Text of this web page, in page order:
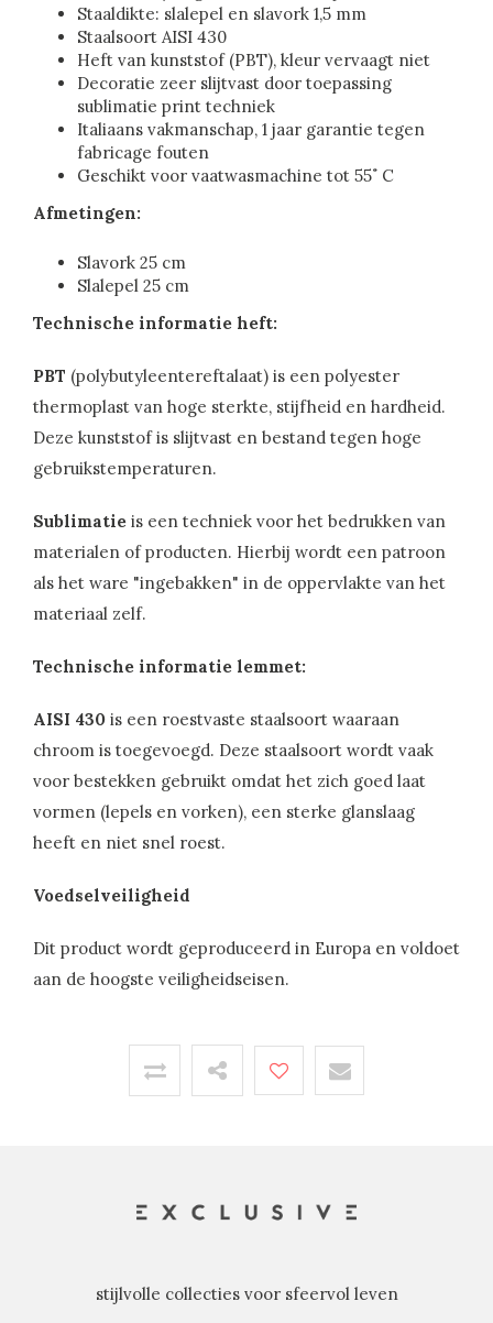
Staaldikte: slalepel en slavork 1,5 mm
Staalsoort AISI 430
Heft van kunststof (PBT), kleur vervaagt niet
Decoratie zeer slijtvast door toepassing
sublimatie print techniek
Italiaans vakmanschap, 1 jaar garantie tegen
fabricage fouten
Geschikt voor vaatwasmachine tot 55˚ C
Afmetingen:
Slavork 25 cm
Slalepel 25 cm
Technische informatie heft:
PBT (polybutyleentereftalaat) is een polyester
thermoplast van hoge sterkte, stijfheid en hardheid.
Deze kunststof is slijtvast en bestand tegen hoge
gebruikstemperaturen.
Sublimatie is een techniek voor het bedrukken van
materialen of producten. Hierbij wordt een patroon
als het ware "ingebakken" in de oppervlakte van het
materiaal zelf.
Technische informatie lemmet:
AISI 430 is een roestvaste staalsoort waaraan
chroom is toegevoegd. Deze staalsoort wordt vaak
voor bestekken gebruikt omdat het zich goed laat
vormen (lepels en vorken), een sterke glanslaag
heeft en niet snel roest.
Voedselveiligheid
Dit product wordt geproduceerd in Europa en voldoet
aan de hoogste veiligheidseisen.
stijlvolle collecties voor sfeervol leven